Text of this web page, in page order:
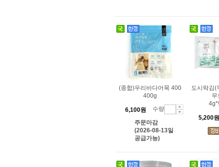
(종합)우리바다어묵 400
400g
6,100원
수량
주문마감
(2026-08-13일
공급가능)
도시락김(
무
5,200원